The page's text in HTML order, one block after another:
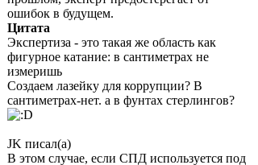
ошибок в будущем.
Цитата
Экспертиза - это такая же область как
фигурное катание: в сантиметрах не
измеришь
Создаем лазейку для коррупции? В
сантиметрах-нет. а в фунтах стерлингов?
JK писал(а)
В этом случае, если СПД используется под